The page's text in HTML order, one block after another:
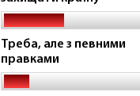
Треба, але з певними
правками